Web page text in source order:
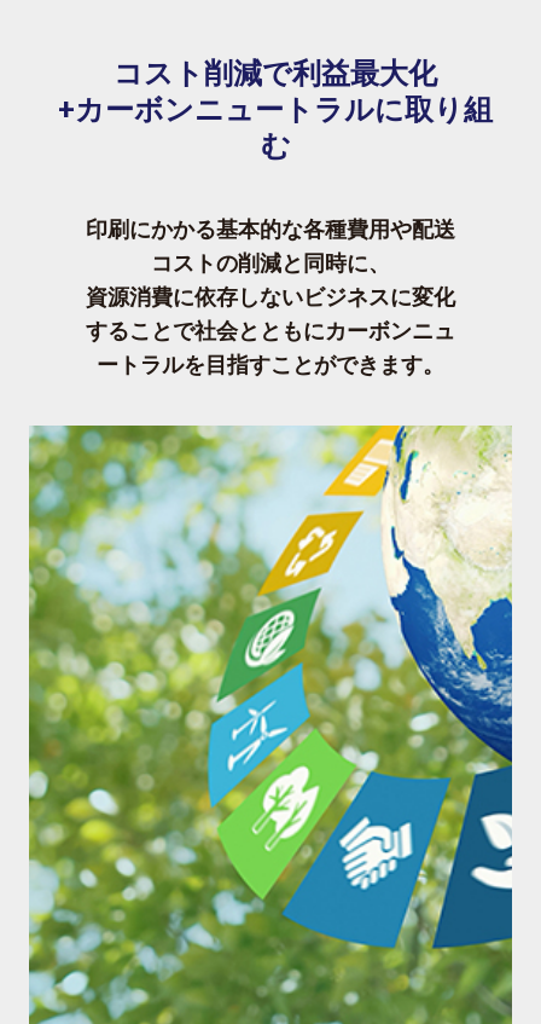
コスト削減で利益最大化
+カーボンニュートラルに取り組
む
印刷にかかる基本的な各種費用や配送
コストの削減と同時に、
資源消費に依存しないビジネスに変化
することで社会とともにカーボンニュ
ートラルを目指すことができます。